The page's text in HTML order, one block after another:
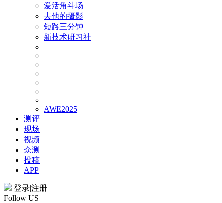
爱活角斗场
去他的摄影
短路三分钟
新技术研习社
AWE2025
测评
现场
视频
众测
投稿
APP
登录|注册
Follow US